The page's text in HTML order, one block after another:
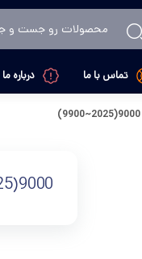
کولرگازی
تماس با ما درباره ما
9000(2025~9900)
9000(2025~9900)